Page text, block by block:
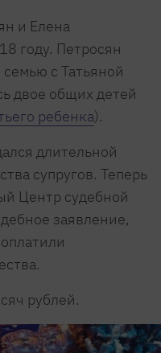
и Елена
году. Петросян
с Татьяной
двое общих детей
ребенка).
длительной
супругов. Теперь
Центр судебной
заявление,
рублей.